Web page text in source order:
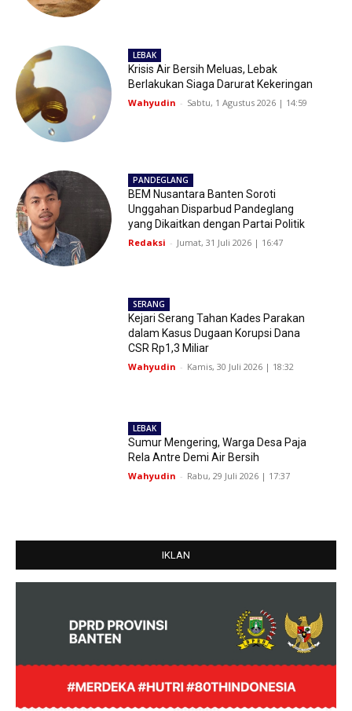
LEBAK
Krisis Air Bersih Meluas, Lebak
Berlakukan Siaga Darurat Kekeringan
Wahyudin - Sabtu, 1 Agustus 2026 | 14:59
PANDEGLANG
BEM Nusantara Banten Soroti
Unggahan Disparbud Pandeglang
yang Dikaitkan dengan Partai Politik
Redaksi - Jumat, 31 Juli 2026 | 16:47
SERANG
Kejari Serang Tahan Kades Parakan
dalam Kasus Dugaan Korupsi Dana
CSR Rp1,3 Miliar
Wahyudin - Kamis, 30 Juli 2026 | 18:32
LEBAK
Sumur Mengering, Warga Desa Paja
Rela Antre Demi Air Bersih
Wahyudin - Rabu, 29 Juli 2026 | 17:37
IKLAN